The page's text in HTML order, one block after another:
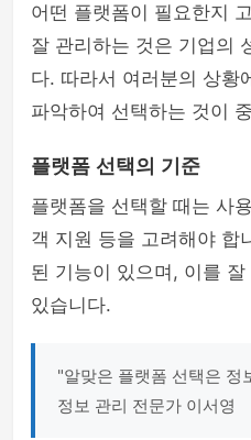
어떤 플랫폼이 필요한지
잘 관리하는 것은 기업의
다. 따라서 여러분의 상황
파악하여 선택하는 것이
플랫폼 선택의 기준
플랫폼을 선택할 때는 사
객 지원 등을 고려해야 합
된 기능이 있으며, 이를
있습니다.
"알맞은 플랫폼 선택은 정
정보 관리 전문가 이서영